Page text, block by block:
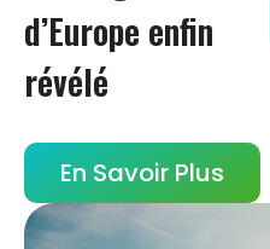
d’Europe enfin
révélé
En Savoir Plus